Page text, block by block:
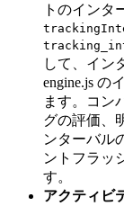
トのインタ
して、イン
engine.js の
ます。コン
グの評価、
ンターバル
ントフラッ
す。
アクティビ